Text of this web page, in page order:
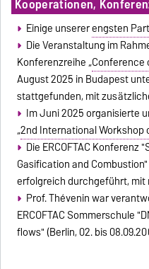
Einige unsererengsten
Die Veranstaltung im
Konferenzreihe „Conference
August 2025 in Budapest
stattgefunden, mit
Im Juni 2025 organisierte
„2nd International
Die ERCOFTAC Konferenz
Gasification and
erfolgreich durchgeführt, mit
Prof. Thévenin war
ERCOFTAC Sommerschule
flows" (Berlin, 02. bis